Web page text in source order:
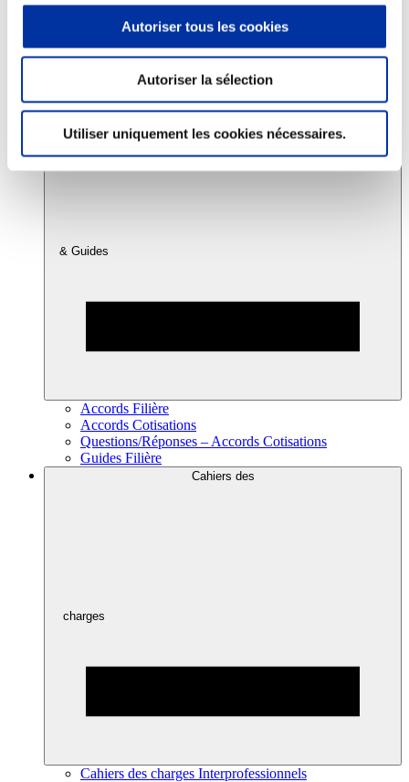
Autoriser tous les cookies
Autoriser la sélection
Utiliser uniquement les cookies nécessaires.
Consommation
Sécurité sanitaire
Juste rémunération et attractivité des métiers
Info-veille scientifique
Accords
& Guides
Accords Filière
Accords Cotisations
Questions/Réponses – Accords Cotisations
Guides Filière
Cahiers des
charges
Cahiers des charges Interprofessionnels